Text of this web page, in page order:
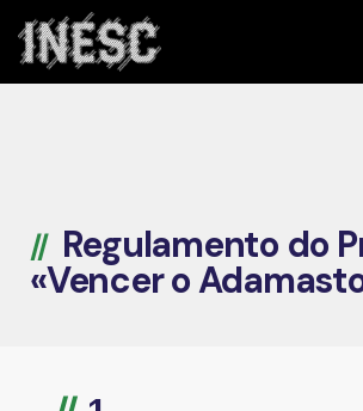
INESC
Regulamento do
«Vencer o